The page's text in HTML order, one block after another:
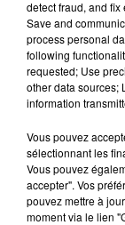
JUSTIN
What Goes
Comes
20h59
20h59
detect fraud, and
Save and
process personal
following
requested; Use
other data sources;
information
Vous pouvez
sélectionnant les
Vous pouvez
accepter". Vos
pouvez mettre à
moment via le lien